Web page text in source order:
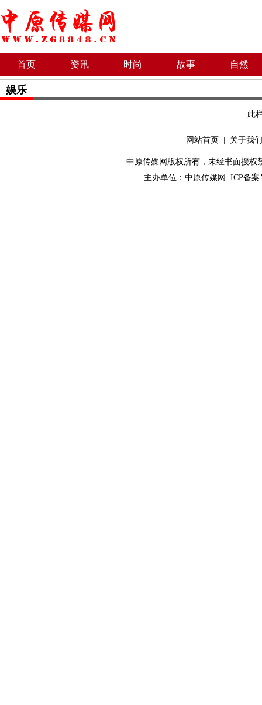
首页 资讯 时尚 故事 自然
娱乐
此
网站首页 关于我们
中原传媒网版权所有，未经书面授权
主办单位： 中原传媒网 ICP备案